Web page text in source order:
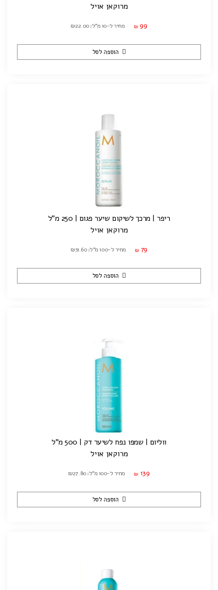
מרוקאן אויל
₪ 99 מחיר ל-10 מ"ל: ₪22.00
הוספה לסל
ריפר | מרכך לשיקום שיער פגום | 250 מ"ל
מרוקאן אויל
₪ 79 מחיר ל-100 מ"ל: ₪31.60
הוספה לסל
ווליום | שמפו נפח לשיער דק | 500 מ"ל
מרוקאן אויל
₪ 139 מחיר ל-100 מ"ל: ₪27.80
הוספה לסל